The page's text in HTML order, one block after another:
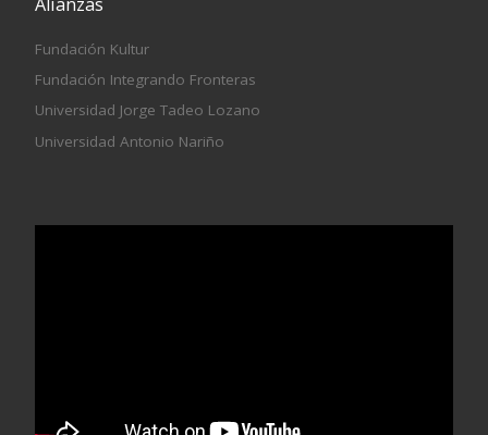
Fundación Kultur
Fundación Integrando Fronteras
Universidad Jorge Tadeo Lozano
Universidad Antonio Nariño